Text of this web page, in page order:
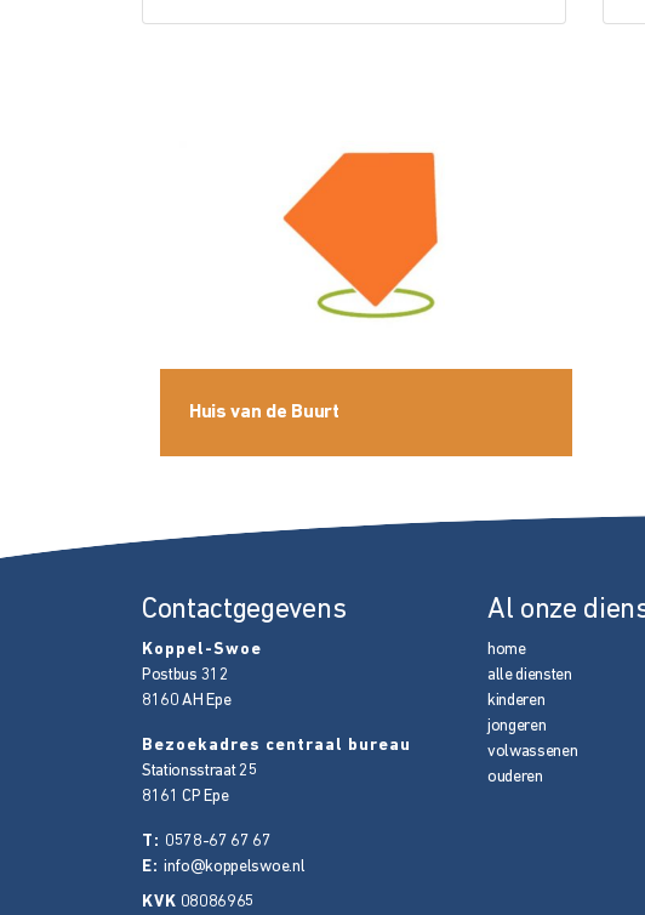
Huis van de Buurt
Contactgegevens
Koppel-Swoe
Postbus 312
8160 AH Epe
Bezoekadres centraal bureau
Stationsstraat 25
8161 CP Epe
T: 0578-67 67 67
E: info@koppelswoe.nl
KVK 08086965
Al onze
home
alle diensten
kinderen
jongeren
volwassenen
ouderen